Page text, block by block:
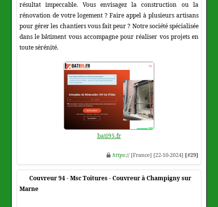
résultat impeccable. Vous envisagez la construction ou la
rénovation de votre logement ? Faire appel à plusieurs artisans
pour gérer les chantiers vous fait peur ? Notre société spécialisée
dans le bâtiment vous accompagne pour réaliser vos projets en
toute sérénité.
bati95.fr
https:// [France] [22-10-2024] [#29]
Couvreur 94 - Msc Toitures - Couvreur à Champigny sur
Marne